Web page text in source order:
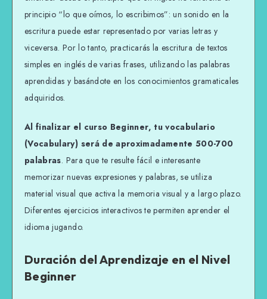
principio “lo que oímos, lo escribimos”: un sonido en la
escritura puede estar representado por varias letras y
viceversa. Por lo tanto, practicarás la escritura de textos
simples en inglés de varias frases, utilizando las palabras
aprendidas y basándote en los conocimientos gramaticales
adquiridos.
Al finalizar el curso Beginner, tu vocabulario
(Vocabulary) será de aproximadamente 500-700
palabras. Para que te resulte fácil e interesante
memorizar nuevas expresiones y palabras, se utiliza
material visual que activa la memoria visual y a largo plazo.
Diferentes ejercicios interactivos te permiten aprender el
idioma jugando.
Duración del Aprendizaje en el Nivel
Beginner